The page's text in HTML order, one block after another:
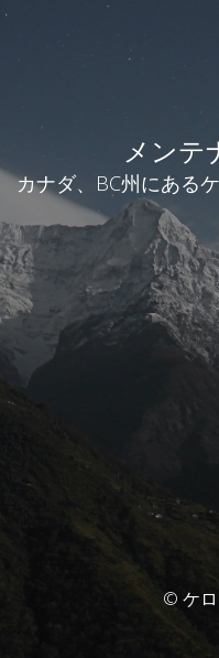
メンテ
カナダ、BC州にある
© ケロ